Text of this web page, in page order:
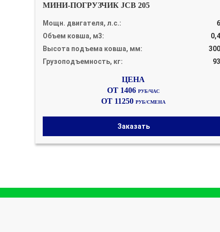
МИНИ-ПОГРУЗЧИК JCB 205
Мощн. двигателя, л.с.:
Объем ковша, м3:
Высота подъема ковша, мм:
Грузоподъемность, кг:
ОТ 1406РУБ/ЧАС
ОТ 11250РУБ/СМЕНА
Заказать